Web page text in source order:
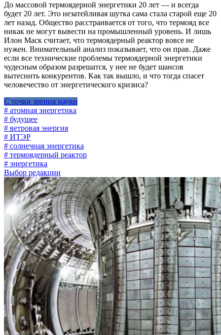
До массовой термоядерной энергетики 20 лет — и всегда
будет 20 лет. Это незатейливая шутка сама стала старой еще 20
лет назад. Общество расстраивается от того, что термояд все
никак не могут вывести на промышленный уровень. И лишь
Илон Маск считает, что термоядерный реактор вовсе не
нужен. Внимательный анализ показывает, что он прав. Даже
если все технические проблемы термоядерной энергетики
чудесным образом разрешатся, у нее не будет шансов
вытеснить конкурентов. Как так вышло, и что тогда спасет
человечество от энергетического кризиса?
С точки зрения науки
# атомная энергетика
# будущее
# ветровая энергия
# ИТЭР
# солнечная энергетика
# термоядерный реактор
# энергетика
Выбор редакции